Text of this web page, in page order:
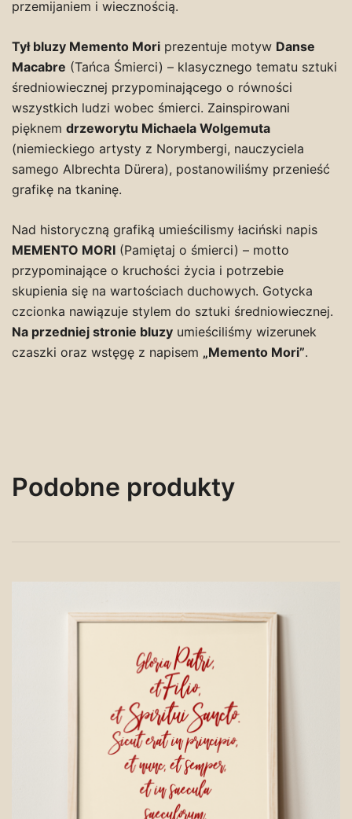
przemijaniem i wiecznością.
Tył bluzy Memento Mori prezentuje motyw Danse
Macabre (Tańca Śmierci) – klasycznego tematu sztuki
średniowiecznej przypominającego o równości
wszystkich ludzi wobec śmierci. Zainspirowani
pięknem drzeworytu Michaela Wolgemuta
(niemieckiego artysty z Norymbergi, nauczyciela
samego Albrechta Dürera), postanowiliśmy przenieść
grafikę na tkaninę.
Nad historyczną grafiką umieścilismy łaciński napis
MEMENTO MORI (Pamiętaj o śmierci) – motto
przypominające o kruchości życia i potrzebie
skupienia się na wartościach duchowych. Gotycka
czcionka nawiązuje stylem do sztuki średniowiecznej.
Na przedniej stronie bluzy umieściliśmy wizerunek
czaszki oraz wstęgę z napisem „Memento Mori”.
Podobne produkty